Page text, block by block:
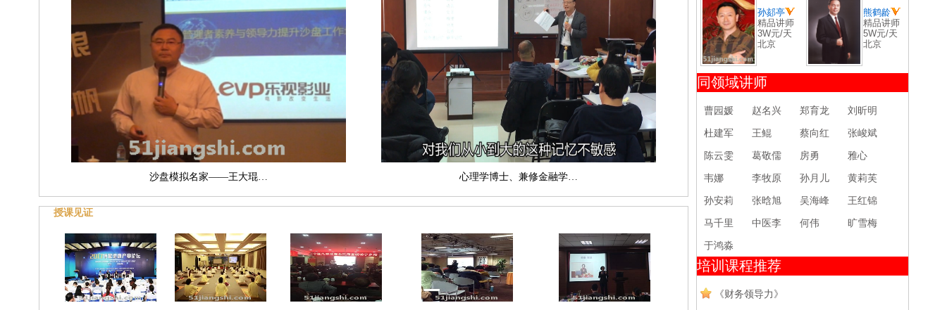
沙盘模拟名家——王大琨… 心理学博士、兼修金融学…
授课见证
孙郂亭
精品讲师
3W元/天
北京
熊鹤龄
精品讲师
5W元/天
北京
同领域讲师
曹园媛 赵名兴 郑育龙
刘昕明
杜建军
王鲲 蔡向红
张峻斌
陈云雯
葛敬儒 房勇
雅心
韦娜
李牧原 孙月儿
黄莉芙
孙安莉
张晗旭 吴海峰
王红锦
马千里
中医李 何伟
旷雪梅
于鸿淼
培训课程推荐
《财务领导力》